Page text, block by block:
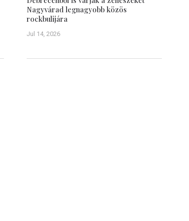
Nagyvárad legnagyobb közös
rockbulijára
Jul 14, 2026